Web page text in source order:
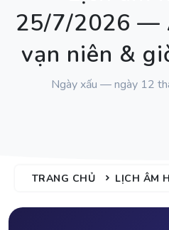
25/7/2026 —
vạn niên &
Ngày xấu — ngày 12
TRANG CHỦ LỊCH ÂM